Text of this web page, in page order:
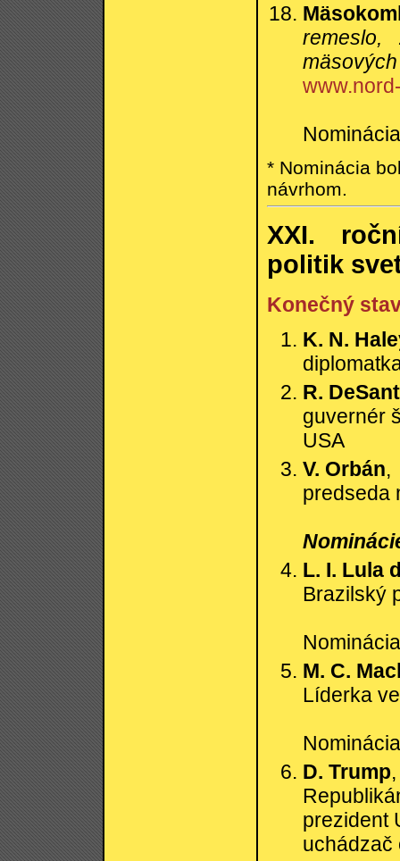
* Nominácia
návrhom.
XXI.
politik
Konečný
K. N.
R.
guvernér
USA
V. Orbán,
predseda
L. I. Lula
Brazilský
M. C.
Líderka
D. Trump,
prezident
uchádzač